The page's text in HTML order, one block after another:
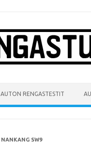
AUTON RENGASTESTIT
NANKANG SW9